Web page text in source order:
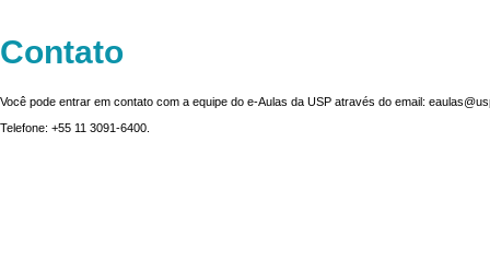
Contato
Você pode entrar em contato com a equipe do e-Aulas da USP através do email:
Telefone: +55 11 3091-6400.